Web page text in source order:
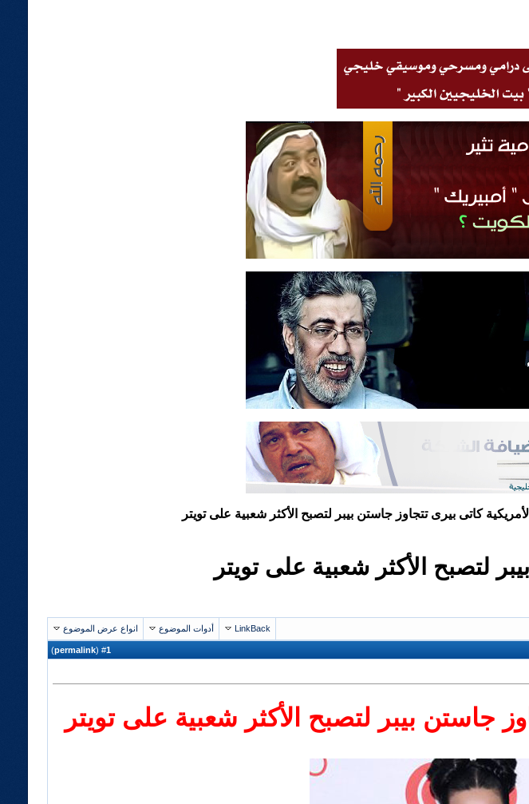
الأمريكية كاتى بيرى تتجاوز جاستن بيبر لتصبح الأكثر شعبية على تويتر
لتصبح الأكثر شعبية على تويتر
LinkBack أدوات الموضوع انواع عرض الموضوع
1
(
permalink
)
جاستن بيبر لتصبح الأكثر شعبية على تويتر